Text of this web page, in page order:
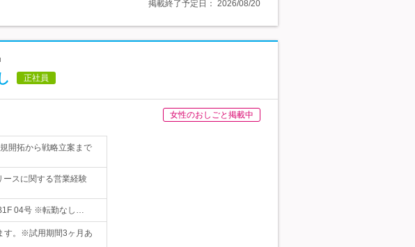
掲載終了予定日： 2026/08/20
正社員
女性のおしごと掲載中
開拓から戦略立案まで
ースに関する営業経験
04号 ※転勤なし…
す。※試用期間3ヶ月あ